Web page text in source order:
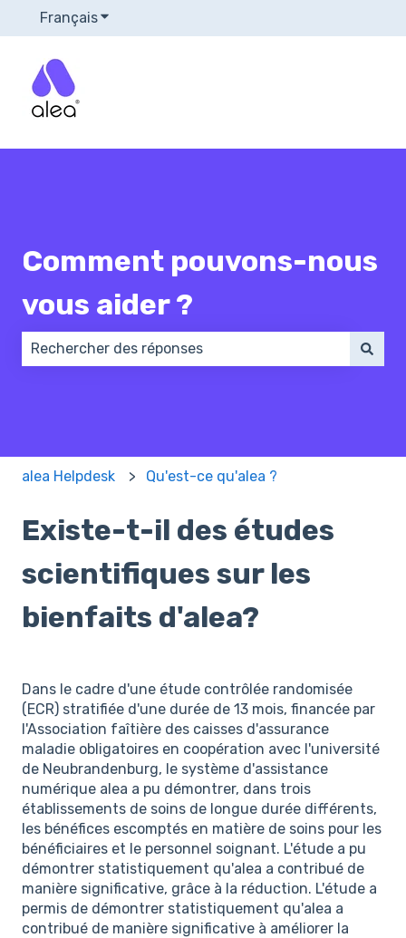
FrançaisAfficher le sous-menu pour les traductions
Comment pouvons-nous
vous aider ?
alea Helpdesk Qu'est-ce qu'alea ?
Existe-t-il des études
scientifiques sur les
bienfaits d'alea?
Dans le cadre d'une étude contrôlée randomisée
(ECR) stratifiée d'une durée de 13 mois, financée par
l'Association faîtière des caisses d'assurance
maladie obligatoires en coopération avec l'université
de Neubrandenburg, le système d'assistance
numérique alea a pu démontrer, dans trois
établissements de soins de longue durée différents,
les bénéfices escomptés en matière de soins pour les
bénéficiaires et le personnel soignant. L'étude a pu
démontrer statistiquement qu'alea a contribué de
manière significative, grâce à la réduction. L'étude a
permis de démontrer statistiquement qu'alea a
contribué de manière significative à améliorer la